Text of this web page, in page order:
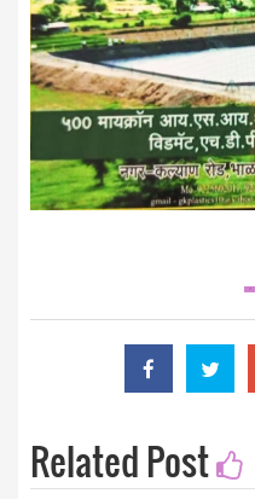
Related Post